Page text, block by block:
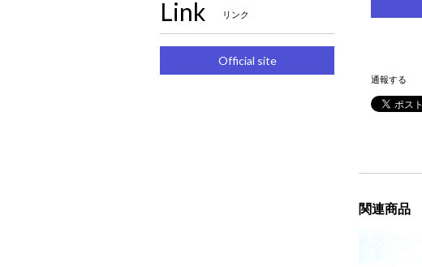
通報する
関連商品
Link リンク
Official site